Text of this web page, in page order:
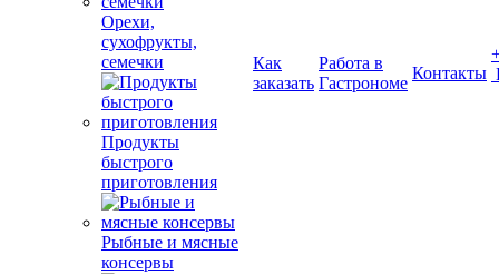
Орехи,
сухофрукты,
семечки
Продукты
быстрого
приготовления
Рыбные и мясные
консервы
Как
заказать
Работа в
Гастрономе
Контакты